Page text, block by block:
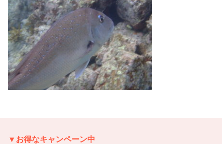
▼お得なキャンペーン中